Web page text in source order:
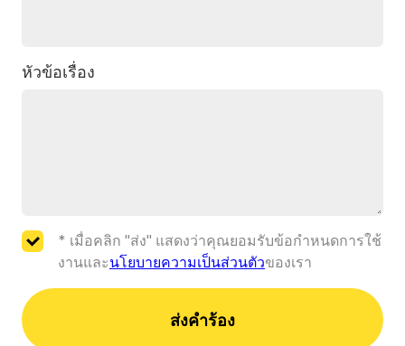
หัวข้อเรื่อง
* เมื่อคลิก "ส่ง" แสดงว่าคุณยอมรับข้อกำหนดการใช้
งานและนโยบายความเป็นส่วนตัวของเรา
ส่งคำร้อง